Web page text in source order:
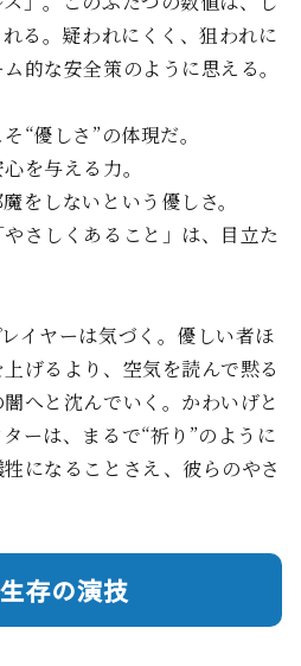
る。疑われにくく、狙われに
的な安全策のように思える。
“優しさ”の体現だ。
を与える力。
をしないという優しさ。
さしくあること」は、目立た
イヤーは気づく。優しい者ほ
げるより、空気を読んで黙る
へと沈んでいく。かわいげと
ーは、まるで“祈り”のように
になることさえ、彼らのやさ
存の演技